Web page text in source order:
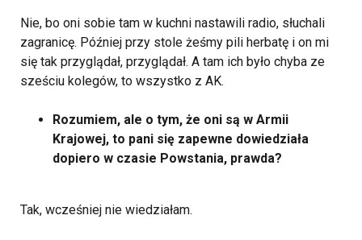
Nie, bo oni sobie tam w kuchni nastawili radio, słuchali
zagranicę. Później przy stole żeśmy pili herbatę i on mi
się tak przyglądał, przyglądał. A tam ich było chyba ze
sześciu kolegów, to wszystko z AK.
Rozumiem, ale o tym, że oni są w Armii
Krajowej, to pani się zapewne dowiedziała
dopiero w czasie Powstania, prawda?
Tak, wcześniej nie wiedziałam.